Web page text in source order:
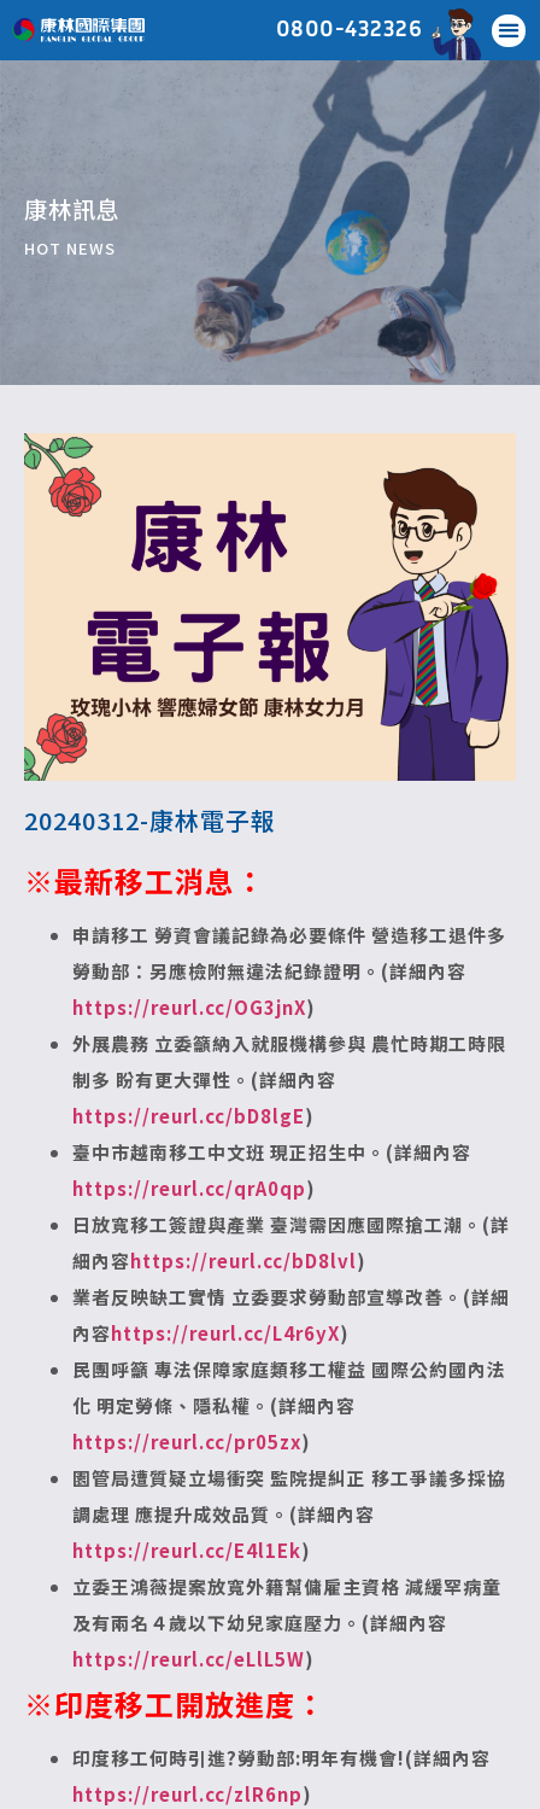
0800-432326
康林訊息
HOT NEWS
20240312-康林電子報
※最新移工消息 ：
申請移工 勞資會議記錄為必要條件 營造移工退件多
勞動部：另應檢附無違法紀錄證明。(詳細內容
https://reurl.cc/OG3jnX)
外展農務 立委籲納入就服機構參與 農忙時期工時限
制多 盼有更大彈性。(詳細內容
https://reurl.cc/bD8lgE)
臺中市越南移工中文班 現正招生中。(詳細內容
https://reurl.cc/qrA0qp)
日放寬移工簽證與產業 臺灣需因應國際搶工潮。(詳
細內容https://reurl.cc/bD8lvl)
業者反映缺工實情 立委要求勞動部宣導改善。(詳細
內容https://reurl.cc/L4r6yX)
民團呼籲 專法保障家庭類移工權益 國際公約國內法
化 明定勞條、隱私權。(詳細內容
https://reurl.cc/pr05zx)
園管局遭質疑立場衝突 監院提糾正 移工爭議多採協
調處理 應提升成效品質。(詳細內容
https://reurl.cc/E4l1Ek)
立委王鴻薇提案放寬外籍幫傭雇主資格 減緩罕病童
及有兩名４歲以下幼兒家庭壓力。(詳細內容
https://reurl.cc/eLlL5W)
※印度移工開放進度 ：
印度移工何時引進?勞動部:明年有機會!(詳細內容
https://reurl.cc/zlR6np)